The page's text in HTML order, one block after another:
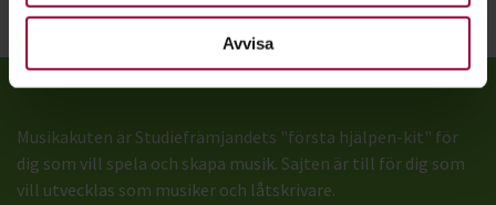
Avvisa
Dela: Facebook LinkedIn E-mail
Musikakuten är Studiefrämjandets "första hjälpen-kit" för
dig som vill spela och skapa musik. Sajten är till för dig som
vill utvecklas som musiker och låtskrivare.